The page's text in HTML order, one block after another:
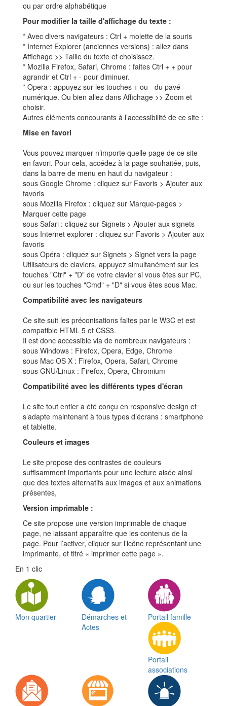
ou par ordre alphabétique
Pour modifier la taille d'affichage du texte :
* Avec divers navigateurs : Ctrl + molette de la souris
* Internet Explorer (anciennes versions) : allez dans
Affichage >> Taille du texte et choisissez.
* Mozilla Firefox, Safari, Chrome : faites Ctrl + + pour
agrandir et Ctrl + - pour diminuer.
* Opera : appuyez sur les touches + ou - du pavé
numérique. Ou bien allez dans Affichage >> Zoom et
choisir.
Autres éléments concourants à l’accessibilité de ce site :
Mise en favori
Vous pouvez marquer n’importe quelle page de ce site
en favori. Pour cela, accédez à la page souhaitée, puis,
dans la barre de menu en haut du navigateur :
sous Google Chrome : cliquez sur Favoris > Ajouter aux
favoris
sous Mozilla Firefox : cliquez sur Marque-pages >
Marquer cette page
sous Safari : cliquez sur Signets > Ajouter aux signets
sous Internet explorer : cliquez sur Favoris > Ajouter aux
favoris
sous Opéra : cliquez sur Signets > Signet vers la page
Utilisateurs de claviers, appuyez simultanément sur les
touches "Ctrl" + "D" de votre clavier si vous êtes sur PC,
ou sur les touches "Cmd" + "D" si vous êtes sous Mac.
Compatibilité avec les navigateurs
Ce site suit les préconisations faites par le W3C et est
compatible HTML 5 et CSS3.
Il est donc accessible via de nombreux navigateurs :
sous Windows : Firefox, Opera, Edge, Chrome
sous Mac OS X : Firefox, Opera, Safari, Chrome
sous GNU/Linux : Firefox, Opera, Chromium
Compatibilité avec les différents types d'écran
Le site tout entier a été conçu en responsive design et
s’adapte maintenant à tous types d’écrans : smartphone
et tablette.
Couleurs et images
Le site propose des contrastes de couleurs
suffisamment importants pour une lecture aisée ainsi
que des textes alternatifs aux images et aux animations
présentes,
Version imprimable :
Ce site propose une version imprimable de chaque
page, ne laissant apparaître que les contenus de la
page. Pour l’activer, cliquer sur l’icône représentant une
imprimante, et titré « imprimer cette page ».
En 1 clic
Mon quartier
Démarches et
Actes
Portail famille
Portail
associations